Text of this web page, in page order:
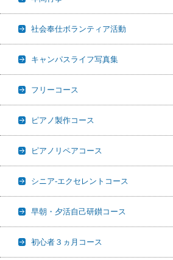
社会奉仕ボランティア活動
キャンパスライフ写真集
フリーコース
ピアノ製作コース
ピアノリペアコース
シニア-エクセレントコース
早朝・夕活自己研鑚コース
初心者３ヵ月コース